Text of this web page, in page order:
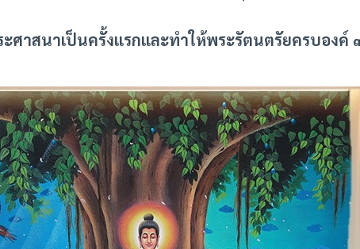
ศาสนาเป็นครั้งแรกและทำให้พระรัตนตรัยครบองค์